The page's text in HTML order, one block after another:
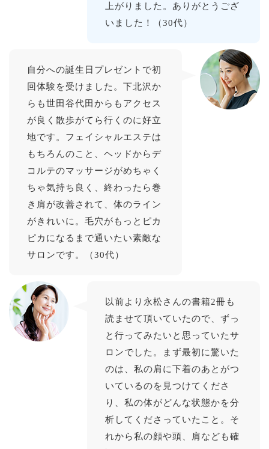
上がりました。ありがとうござ
いました！（30代）
自分への誕生日プレゼントで初
回体験を受けました。下北沢か
らも世田谷代田からもアクセス
が良く散歩がてら行くのに好立
地です。フェイシャルエステは
もちろんのこと、ヘッドからデ
コルテのマッサージがめちゃく
ちゃ気持ち良く、終わったら巻
き肩が改善されて、体のライン
がきれいに。毛穴がもっとピカ
ピカになるまで通いたい素敵な
サロンです。（30代）
以前より永松さんの書籍2冊も
読ませて頂いていたので、ずっ
と行ってみたいと思っていたサ
ロンでした。まず最初に驚いた
のは、私の肩に下着のあとがつ
いているのを見つけてくださ
り、私の体がどんな状態かを分
析してくださっていたこと。そ
れから私の顔や頭、肩なども確